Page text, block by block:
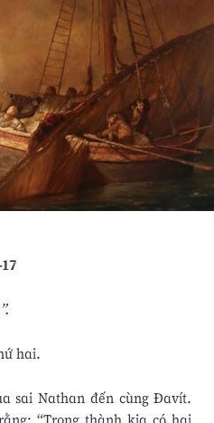
hai.
sai Nathan đến cùng Ðavít.